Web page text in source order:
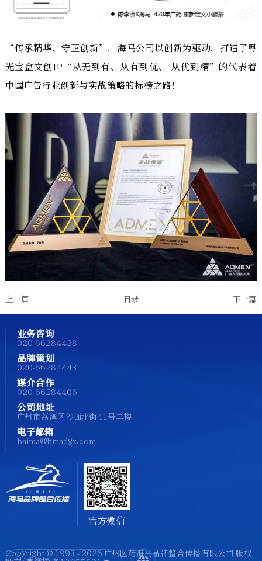
“传承精华、守正创新”，海马公司以创新为驱动，打造了粤
光宝盒文创IP“从无到有、从有到优、 从优到精”的代表着
中国广告行业创新与实战策略的标榜之路！
上一篇 目录 下一篇
业务咨询
020-66284428
品牌策划
020-66284443
媒介合作
020-66284406
公司地址
广州市荔湾区沙面北街41号二楼
电子邮箱
haima@hmadgz.com
官方微信
Copyright © 1993 - 2026 广州医药海马品牌整合传播有限公司 版权